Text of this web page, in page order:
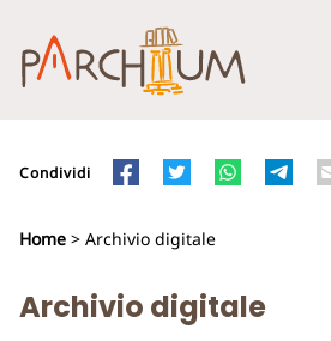
Condividi
Home > Archivio digitale
Archivio digitale